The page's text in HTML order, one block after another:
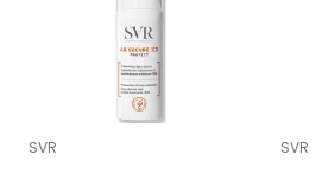
SVR SVR